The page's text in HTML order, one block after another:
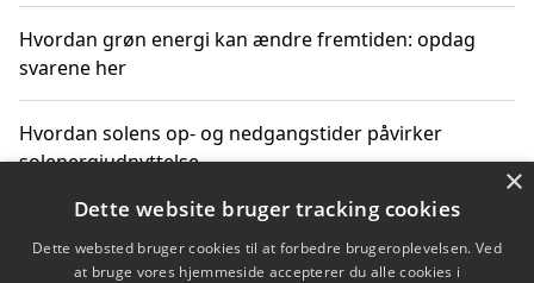
Hvordan grøn energi kan ændre fremtiden: opdag
svarene her
Hvordan solens op- og nedgangstider påvirker
solenergiudnyttelse
Hvordan du får svar på energispørgsmål om
vedvarende energikilder
×
Dette website bruger tracking cookies
Dette websted bruger cookies til at forbedre brugeroplevelsen. Ved
at bruge vores hjemmeside accepterer du alle cookies i